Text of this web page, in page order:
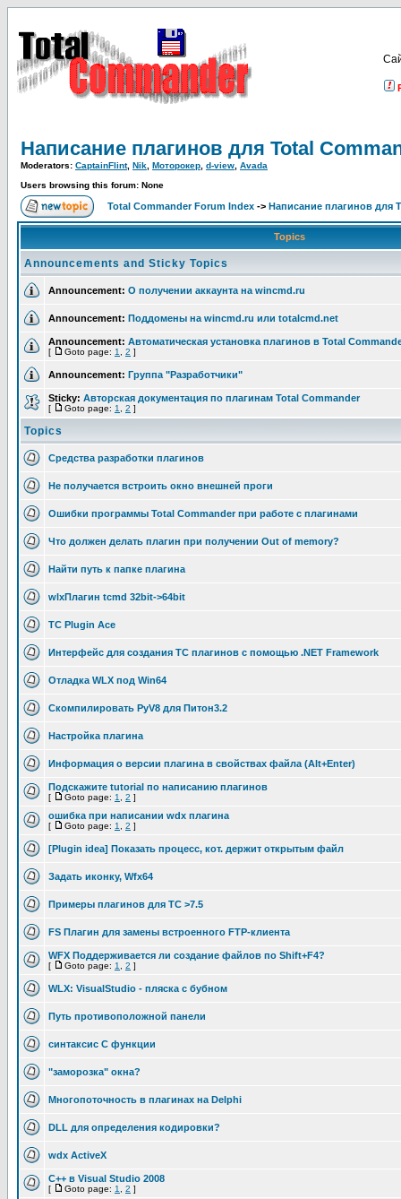
Написание плагинов для Total
Moderators: CaptainFlint, Nik Моторокер d-view Avada
Users browsing this forum: None
Total Commander Forum Index -> Написание плагинов для
Topics
Announcements and Sticky Topics
Announcement: О получении аккаунта на wincmd.ru
Announcement: Поддомены на wincmd.ru или totalcmd.net
Announcement: Автоматическая установка плагинов в Total
[ Goto page: 1 2 ]
Announcement: Группа "Разработчики"
Sticky: Авторская документация по плагинам Total Commander
[ Goto page: 1 2 ]
Topics
Средства разработки плагинов
Не получается встроить окно внешней проги
Ошибки программы Total Commander при работе с плагинами
Что должен делать плагин при получении Out of memory?
Найти путь к папке плагина
wlxПлагин tcmd 32bit->64bit
TC Plugin Ace
Интерфейс для создания TC плагинов с помощью .NET Framework
Отладка WLX под Win64
Скомпилировать PyV8 для Питон3.2
Настройка плагина
Информация о версии плагина в свойствах файла (Alt+Enter)
Подскажите tutorial по написанию плагинов
[ Goto page: 1 2 ]
ошибка при написании wdx плагина
[ Goto page: 1 2 ]
[Plugin idea] Показать процесс, кот. держит открытым файл
Задать иконку, Wfx64
Примеры плагинов для TC >7.5
FS Плагин для замены встроенного FTP-клиента
WFX Поддерживается ли создание файлов по Shift+F4?
[ Goto page: 1 2 ]
WLX: VisualStudio - пляска с бубном
Путь противоположной панели
синтаксис C функции
"заморозка" окна?
Многопоточность в плагинах на Delphi
DLL для определения кодировки?
wdx ActiveX
C++ в Visual Studio 2008
[ Goto page: 1 2 ]